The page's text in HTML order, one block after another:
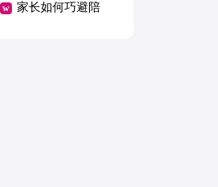
家长如何巧避陪